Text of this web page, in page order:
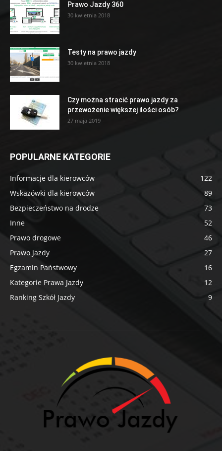
Prawo Jazdy 360
30 kwietnia 2018
Testy na prawo jazdy
30 kwietnia 2018
Czy można stracić prawo jazdy za
przewożenie większej ilości osób?
27 maja 2019
POPULARNE KATEGORIE
Informacje dla kierowców
122
Wskazówki dla kierowców
89
Bezpieczeństwo na drodze
73
Inne
52
Prawo drogowe
46
Prawo Jazdy
27
Egzamin Państwowy
16
Kategorie Prawa Jazdy
12
Ranking Szkół Jazdy
9